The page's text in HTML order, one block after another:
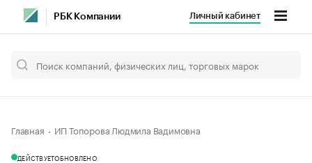
РБК Компании Личный кабинет
Главная ИП Топорова Людмила Вадимовна
ДЕЙСТВУЕТОБНОВЛЕНО